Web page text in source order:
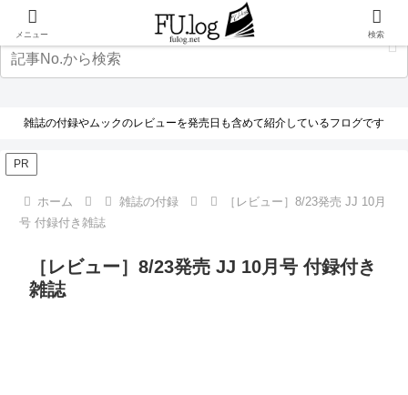
雑誌の付録やムックのレビューを発売日も含めて紹介しているフログです
PR
ホーム 雑誌の付録
［レビュー］8/23発売 JJ 10月
号 付録付き雑誌
［レビュー］8/23発売 JJ 10月号 付録付き
雑誌
メニュー 検索